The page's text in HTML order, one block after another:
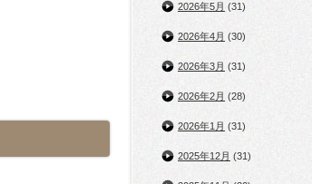
2026年5月 (31)
2026年4月 (30)
2026年3月 (31)
2026年2月 (28)
2026年1月 (31)
2025年12月 (31)